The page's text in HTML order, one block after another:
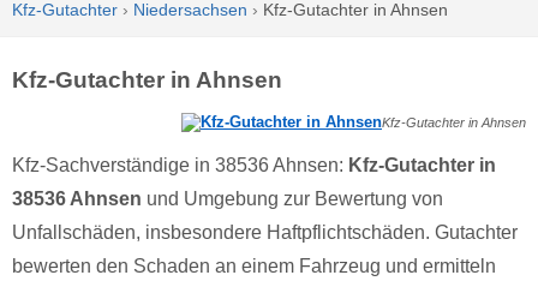
Kfz-Gutachter › Niedersachsen › Kfz-Gutachter in Ahnsen
Kfz-Gutachter in Ahnsen
Kfz-Gutachter in Ahnsen
Kfz-Sachverständige in 38536 Ahnsen: Kfz-Gutachter in
38536 Ahnsen und Umgebung zur Bewertung von
Unfallschäden, insbesondere Haftpflichtschäden. Gutachter
bewerten den Schaden an einem Fahrzeug und ermitteln